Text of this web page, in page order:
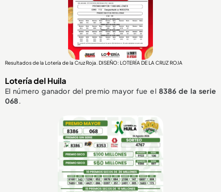
Resultados de la Lotería de la Cruz Roja. DISEÑO: LOTERÍA DE LA CRUZ ROJA
Lotería del Huila
El número ganador del premio mayor fue el 8386 de la serie
068.